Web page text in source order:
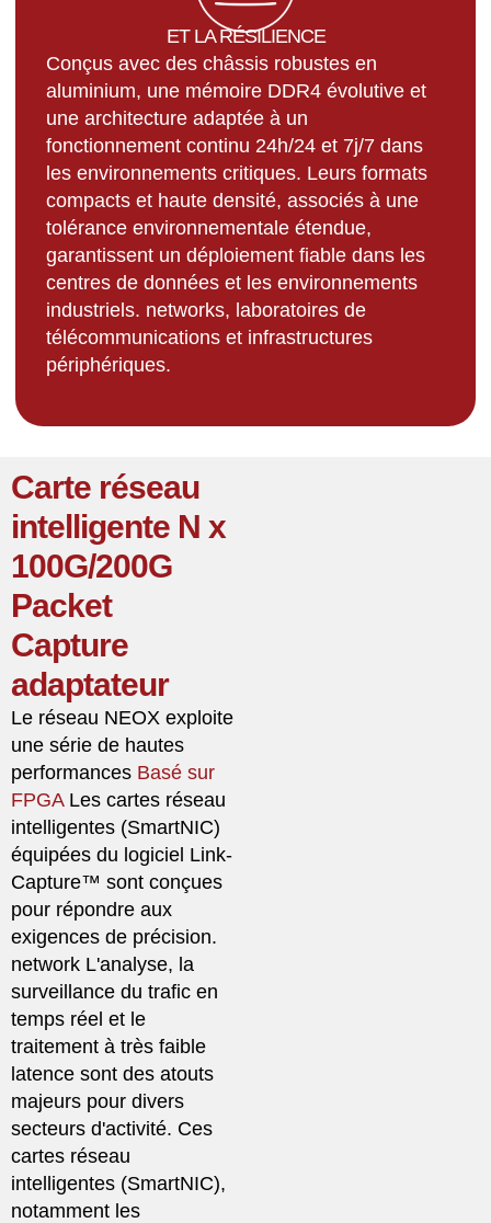
ET LA RÉSILIENCE
Conçus avec des châssis robustes en
aluminium, une mémoire DDR4 évolutive et
une architecture adaptée à un
fonctionnement continu 24h/24 et 7j/7 dans
les environnements critiques. Leurs formats
compacts et haute densité, associés à une
tolérance environnementale étendue,
garantissent un déploiement fiable dans les
centres de données et les environnements
industriels. networks, laboratoires de
télécommunications et infrastructures
périphériques.
Carte réseau
intelligente N x
100G/200G
Packet
Capture
adaptateur
Le réseau NEOX exploite
une série de hautes
performances Basé sur
FPGALes cartes réseau
intelligentes (SmartNIC)
équipées du logiciel Link-
Capture™ sont conçues
pour répondre aux
exigences de précision.
network L'analyse, la
surveillance du trafic en
temps réel et le
traitement à très faible
latence sont des atouts
majeurs pour divers
secteurs d'activité. Ces
cartes réseau
intelligentes (SmartNIC),
notamment les